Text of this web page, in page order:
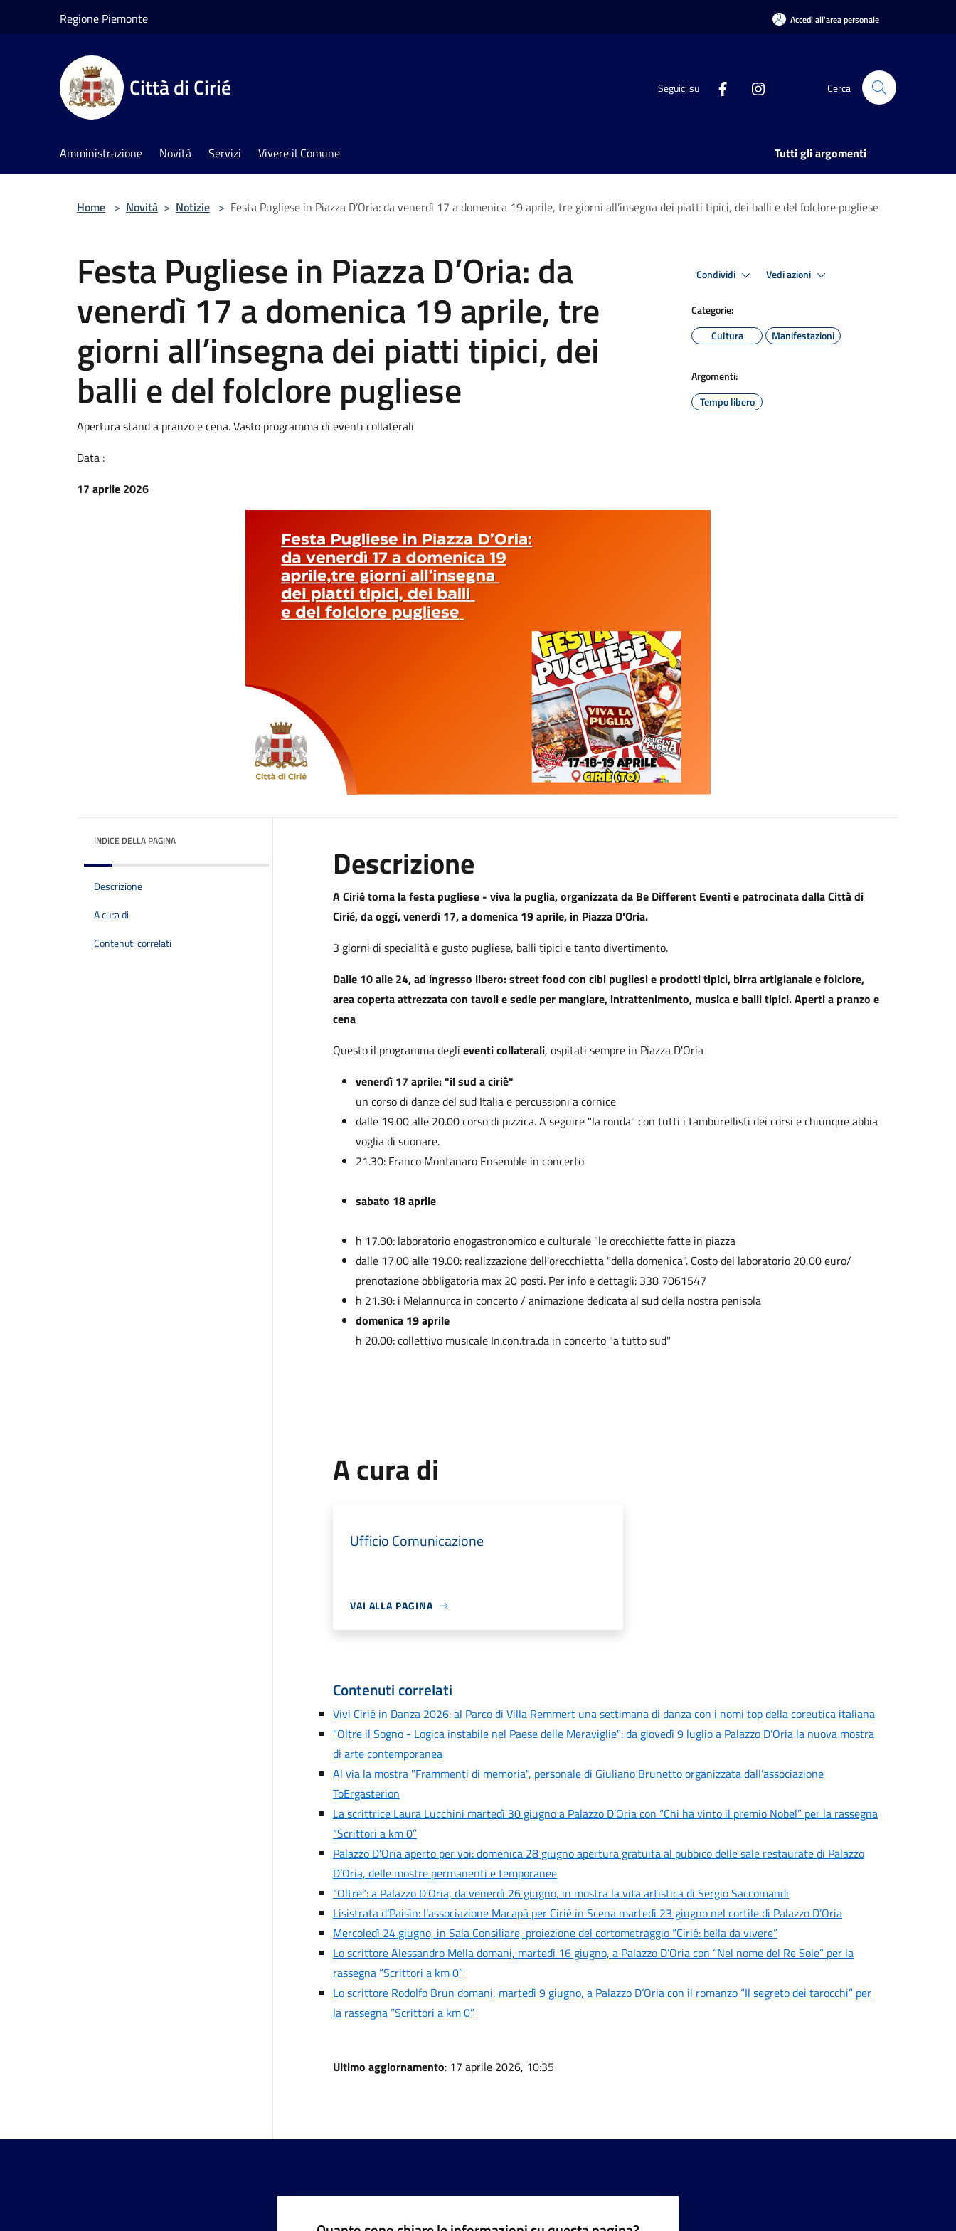
Regione Piemonte Accedi all'area personale
Città di Cirié Seguici su Cerca
Amministrazione Novità Servizi Vivere il Comune Tutti gli argomenti
Home > Novità > Notizie > Festa Pugliese in Piazza D’Oria: da venerdì 17 a domenica 19 aprile, tre giorni all’insegna dei piatti tipici, dei balli e del folclore pugliese
Festa Pugliese in Piazza D’Oria: da
venerdì 17 a domenica 19 aprile, tre
giorni all’insegna dei piatti tipici, dei
balli e del folclore pugliese
Apertura stand a pranzo e cena. Vasto programma di eventi collaterali
Data :
17 aprile 2026
Condividi Vedi azioni
Categorie:
Cultura
Manifestazioni
Argomenti:
Tempo libero
INDICE DELLA PAGINA
Descrizione
A cura di
Contenuti correlati
Descrizione
A Cirié torna la festa pugliese - viva la puglia, organizzata da Be Different Eventi e patrocinata dalla Città di
Cirié, da oggi, venerdì 17, a domenica 19 aprile, in Piazza D'Oria.
3 giorni di specialità e gusto pugliese, balli tipici e tanto divertimento.
Dalle 10 alle 24, ad ingresso libero: street food con cibi pugliesi e prodotti tipici, birra artigianale e folclore,
area coperta attrezzata con tavoli e sedie per mangiare, intrattenimento, musica e balli tipici. Aperti a pranzo e
cena
Questo il programma degli eventi collaterali, ospitati sempre in Piazza D'Oria
venerdì 17 aprile: "il sud a ciriè"
un corso di danze del sud Italia e percussioni a cornice
dalle 19.00 alle 20.00 corso di pizzica. A seguire "la ronda" con tutti i tamburellisti dei corsi e chiunque abbia
voglia di suonare.
21.30: Franco Montanaro Ensemble in concerto
sabato 18 aprile
h 17.00: laboratorio enogastronomico e culturale "le orecchiette fatte in piazza
dalle 17.00 alle 19.00: realizzazione dell'orecchietta "della domenica". Costo del laboratorio 20,00 euro/
prenotazione obbligatoria max 20 posti. Per info e dettagli: 338 7061547
h 21.30: i Melannurca in concerto / animazione dedicata al sud della nostra penisola
domenica 19 aprile
h 20.00: collettivo musicale In.con.tra.da in concerto "a tutto sud"
A cura di
Ufficio Comunicazione
VAI ALLA PAGINA
Contenuti correlati
Vivi Cirié in Danza 2026: al Parco di Villa Remmert una settimana di danza con i nomi top della coreutica italiana
"Oltre il Sogno - Logica instabile nel Paese delle Meraviglie": da giovedì 9 luglio a Palazzo D’Oria la nuova mostra
di arte contemporanea
Al via la mostra "Frammenti di memoria", personale di Giuliano Brunetto organizzata dall’associazione
ToErgasterion
La scrittrice Laura Lucchini martedì 30 giugno a Palazzo D’Oria con “Chi ha vinto il premio Nobel” per la rassegna
“Scrittori a km 0”
Palazzo D’Oria aperto per voi: domenica 28 giugno apertura gratuita al pubbico delle sale restaurate di Palazzo
D’Oria, delle mostre permanenti e temporanee
“Oltre”: a Palazzo D’Oria, da venerdì 26 giugno, in mostra la vita artistica di Sergio Saccomandi
Lisistrata d’Paisìn: l’associazione Macapà per Ciriè in Scena martedì 23 giugno nel cortile di Palazzo D’Oria
Mercoledì 24 giugno, in Sala Consiliare, proiezione del cortometraggio “Cirié: bella da vivere”
Lo scrittore Alessandro Mella domani, martedì 16 giugno, a Palazzo D’Oria con “Nel nome del Re Sole” per la
rassegna “Scrittori a km 0”
Lo scrittore Rodolfo Brun domani, martedì 9 giugno, a Palazzo D’Oria con il romanzo “Il segreto dei tarocchi” per
la rassegna “Scrittori a km 0”
Ultimo aggiornamento: 17 aprile 2026, 10:35